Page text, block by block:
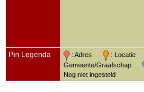
Pin Legenda : Adres : Locatie
Gemeente/Graafschap
Nog niet ingesteld